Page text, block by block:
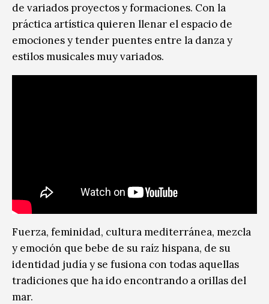
de variados proyectos y formaciones. Con la
práctica artística quieren llenar el espacio de
emociones y tender puentes entre la danza y
estilos musicales muy variados.
Fuerza, feminidad, cultura mediterránea, mezcla
y emoción que bebe de su raíz hispana, de su
identidad judía y se fusiona con todas aquellas
tradiciones que ha ido encontrando a orillas del
mar.